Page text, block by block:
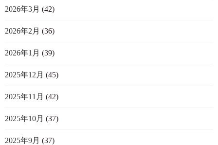
2026年3月 (42)
2026年2月 (36)
2026年1月 (39)
2025年12月 (45)
2025年11月 (42)
2025年10月 (37)
2025年9月 (37)